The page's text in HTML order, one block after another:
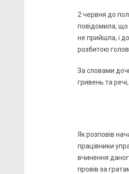
2 червня до
повідомила, що
не прийшла, і
розбитою
За словами
гривень та
Як розповів
працівники
вчинення
провів за